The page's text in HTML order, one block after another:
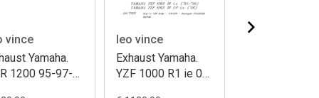
vince
Yamaha.
1200 95-97-
leo vince
Exhaust Yamaha.
YZF 1000 R1 ie 04